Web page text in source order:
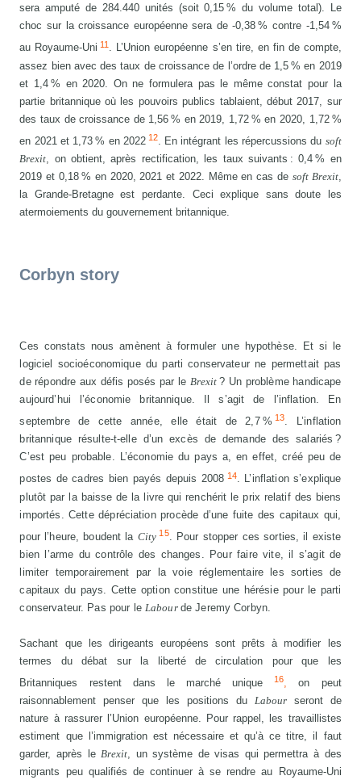
sera amputé de 284.440 unités (soit 0,15 % du volume total). Le
choc sur la croissance européenne sera de -0,38 % contre -1,54 %
au Royaume-Uni11 . L’Union européenne s’en tire, en fin de compte,
assez bien avec des taux de croissance de l’ordre de 1,5 % en 2019
et 1,4 % en 2020. On ne formulera pas le même constat pour la
partie britannique où les pouvoirs publics tablaient, début 2017, sur
des taux de croissance de 1,56 % en 2019, 1,72 % en 2020, 1,72 %
en 2021 et 1,73 % en 2022 12. En intégrant les répercussions du soft
Brexit, on obtient, après rectification, les taux suivants : 0,4 % en
2019 et 0,18 % en 2020, 2021 et 2022. Même en cas de soft Brexit,
la Grande-Bretagne est perdante. Ceci explique sans doute les
atermoiements du gouvernement britannique.
Corbyn story
Ces constats nous amènent à formuler une hypothèse. Et si le
logiciel socioéconomique du parti conservateur ne permettait pas
de répondre aux défis posés par le Brexit ? Un problème handicape
aujourd’hui l’économie britannique. Il s’agit de l’inflation. En
septembre de cette année, elle était de 2,7 %13. L’inflation
britannique résulte-t-elle d’un excès de demande des salariés ?
C’est peu probable. L’économie du pays a, en effet, créé peu de
postes de cadres bien payés depuis 2008 14. L’inflation s’explique
plutôt par la baisse de la livre qui renchérit le prix relatif des biens
importés. Cette dépréciation procède d’une fuite des capitaux qui,
pour l’heure, boudent la City 15. Pour stopper ces sorties, il existe
bien l’arme du contrôle des changes. Pour faire vite, il s’agit de
limiter temporairement par la voie réglementaire les sorties de
capitaux du pays. Cette option constitue une hérésie pour le parti
conservateur. Pas pour le Labour de Jeremy Corbyn.
Sachant que les dirigeants européens sont prêts à modifier les
termes du débat sur la liberté de circulation pour que les
Britanniques restent dans le marché unique
16, on peut
raisonnablement penser que les positions du Labourseront de
nature à rassurer l’Union européenne. Pour rappel, les travaillistes
estiment que l’immigration est nécessaire et qu’à ce titre, il faut
garder, après leBrexit, un système de visas qui permettra à des
migrants peu qualifiés de continuer à se rendre au Royaume-Uni